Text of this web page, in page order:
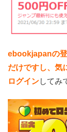
ebookjapanの
だけですし、気
ログインしてみ